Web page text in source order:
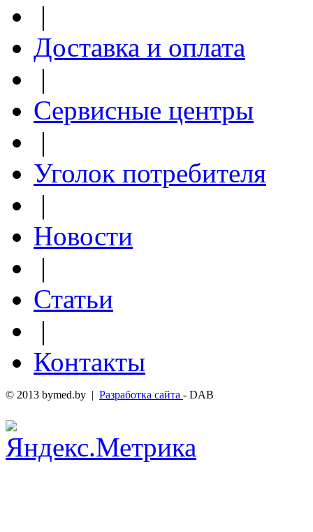
|
Доставка и оплата
|
Сервисные центры
|
Уголок потребителя
|
Новости
|
Статьи
|
Контакты
© 2013 bymed.by | Разработка сайта - DAB